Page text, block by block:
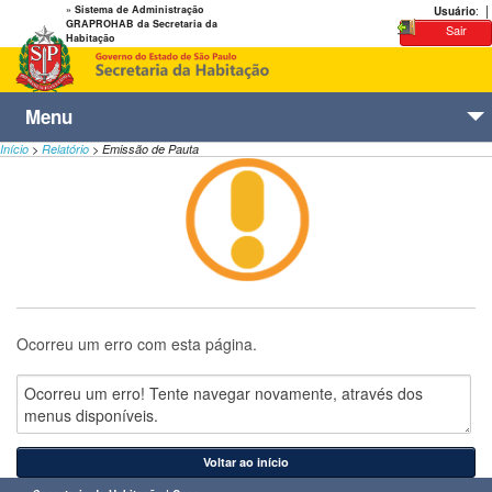
» Sistema de Administração
GRAPROHAB da Secretaria da
Habitação
Usuário: |
Sair
Menu
Configurações
Ajuda e Suporte
Início>Relatório>Emissão de Pauta
Ocorreu um erro com esta página.
Voltar ao início